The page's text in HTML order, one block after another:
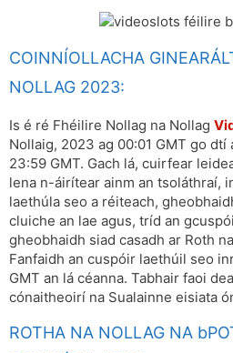
COINNÍOLLACHA
NOLLAG 2023:
Is é ré Fhéilire Nollag na Nollag
Nollaig, 2023 ag 00:01 GMT go dtí
23:59 GMT. Gach lá, cuirfear
lena n-áirítear ainm an tsoláthraí,
laethúla seo a réiteach,
cluiche an lae agus, tríd an
gheobhaidh siad casadh ar Roth
Fanfaidh an cuspóir laethúil seo
GMT an lá céanna. Tabhair faoi
cónaitheoirí na Sualainne eisiata
ROTHA NA NOLLAG NA